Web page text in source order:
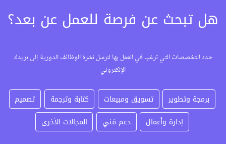
هل تبحث عن فرصة للعمل عن بعد؟
حدد التخصصات التي ترغب في العمل بها لنرسل نشرة الوظائف الدورية إلى بريدك
الإلكتروني
برمجة وتطوير تسويق ومبيعات كتابة وترجمة
تصميم
إدارة وأعمال
دعم فني المجالات الأخرى